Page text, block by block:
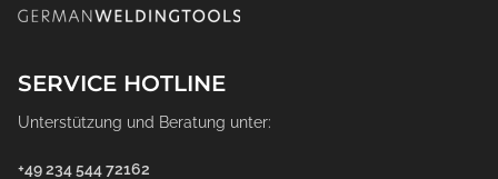
SERVICE HOTLINE
Unterstützung und Beratung unter:
+49 234 544 72162